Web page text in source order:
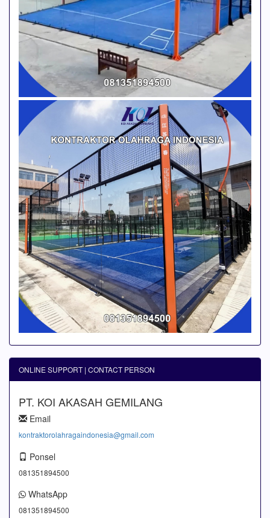
ONLINE SUPPORT | CONTACT PERSON
PT. KOI AKASAH GEMILANG
Email
kontraktorolahragaindonesia@gmail.com
Ponsel
081351894500
WhatsApp
081351894500